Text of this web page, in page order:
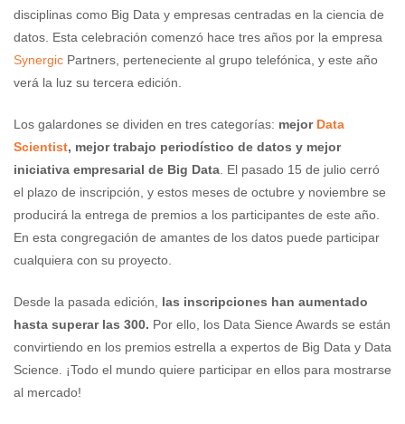
disciplinas como Big Data y empresas centradas en la ciencia de
datos. Esta celebración comenzó hace tres años por la empresa
Synergic Partners, perteneciente al grupo telefónica, y este año
verá la luz su tercera edición.
Los galardones se dividen en tres categorías: mejor Data
Scientist, mejor trabajo periodístico de datos y mejor
iniciativa empresarial de Big Data . El pasado 15 de julio cerró
el plazo de inscripción, y estos meses de octubre y noviembre se
producirá la entrega de premios a los participantes de este año.
En esta congregación de amantes de los datos puede participar
cualquiera con su proyecto.
Desde la pasada edición, las inscripciones han aumentado
hasta superar las 300. Por ello, los Data Sience Awards se están
convirtiendo en los premios estrella a expertos de Big Data y Data
Science. ¡Todo el mundo quiere participar en ellos para mostrarse
al mercado!